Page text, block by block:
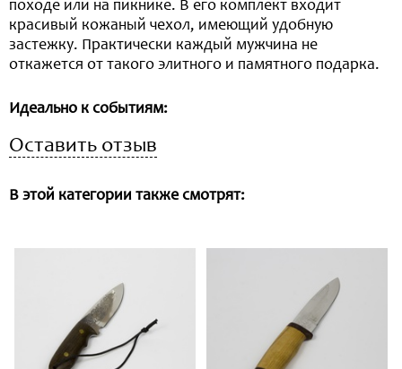
походе или на пикнике. В его комплект входит
красивый кожаный чехол, имеющий удобную
застежку. Практически каждый мужчина не
откажется от такого элитного и памятного подарка.
Идеально к событиям:
Оставить отзыв
В этой категории также смотрят: